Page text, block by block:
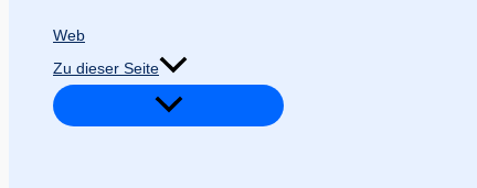
Web
Zu dieser Seite